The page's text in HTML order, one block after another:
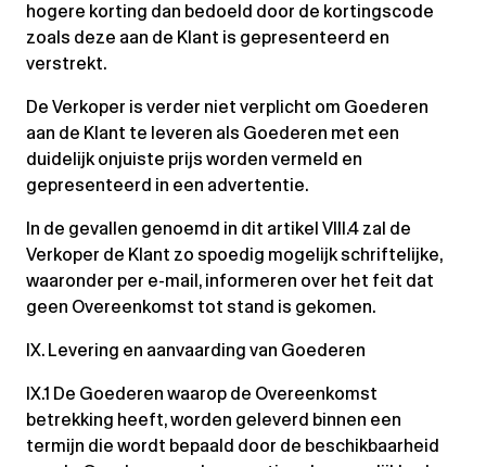
hogere korting dan bedoeld door de kortingscode
zoals deze aan de Klant is gepresenteerd en
verstrekt.
De Verkoper is verder niet verplicht om Goederen
aan de Klant te leveren als Goederen met een
duidelijk onjuiste prijs worden vermeld en
gepresenteerd in een advertentie.
In de gevallen genoemd in dit artikel VIII.4 zal de
Verkoper de Klant zo spoedig mogelijk schriftelijke,
waaronder per e-mail, informeren over het feit dat
geen Overeenkomst tot stand is gekomen.
IX. Levering en aanvaarding van Goederen
IX.1 De Goederen waarop de Overeenkomst
betrekking heeft, worden geleverd binnen een
termijn die wordt bepaald door de beschikbaarheid